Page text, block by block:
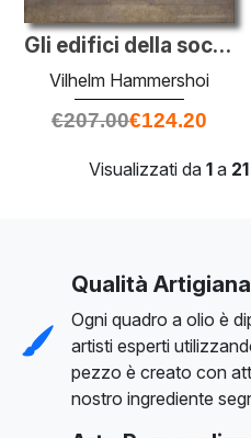
Gli edifici della società asiatica, visto da San Ann? strada
Vilhelm Hammershoi
€207.00€124.20
Visualizzati da 1 a 21
Qualità
Ogni quadro a olio è
artisti esperti
pezzo è creato con
nostro ingrediente